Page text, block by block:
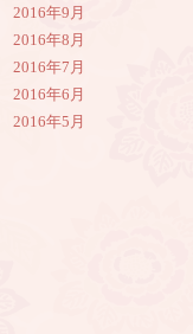
2016年9月
2016年8月
2016年7月
2016年6月
2016年5月